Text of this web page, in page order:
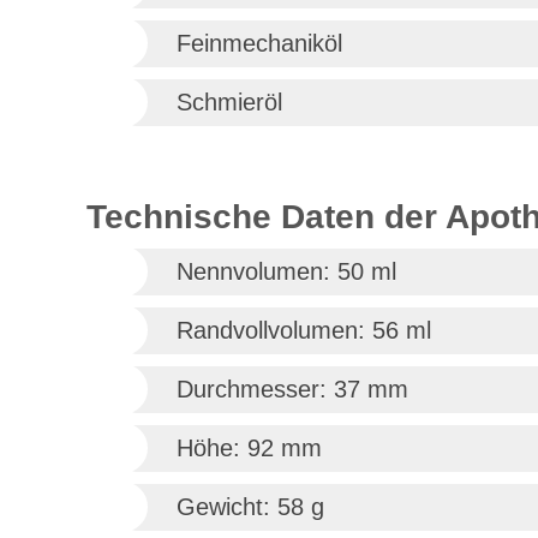
Feinmechaniköl
Schmieröl
Technische Daten der
Nennvolumen: 50 ml
Randvollvolumen: 56 ml
Durchmesser: 37 mm
Höhe: 92 mm
Gewicht: 58 g